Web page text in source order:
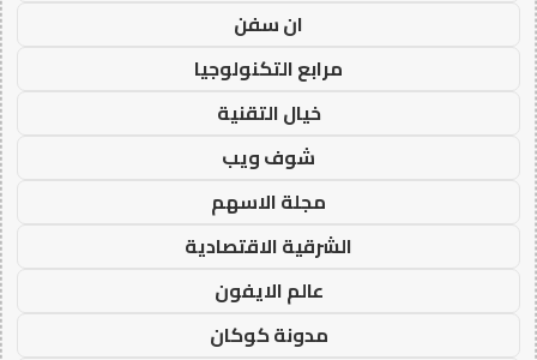
ان سفن
مرابع التكنولوجيا
خيال التقنية
شوف ويب
مجلة الاسهم
الشرقية الاقتصادية
عالم الايفون
مدونة كوكان